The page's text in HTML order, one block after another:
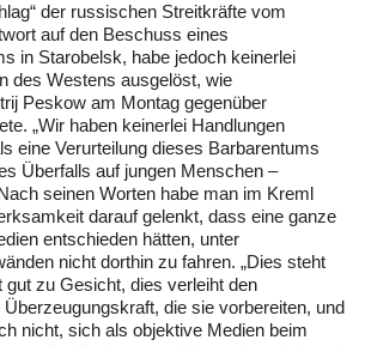
der russischen Streitkräfte vom
auf den Beschuss eines
in Starobelsk, habe jedoch keinerlei
des Westens ausgelöst, wie
Peskow am Montag gegenüber
„Wir haben keinerlei Handlungen
eine Verurteilung dieses Barbarentums
Überfalls auf jungen Menschen –
seinen Worten habe man im Kreml
darauf gelenkt, dass eine ganze
entschieden hätten, unter
nicht dorthin zu fahren. „Dies steht
gut zu Gesicht, dies verleiht den
Überzeugungskraft, die sie vorbereiten, und
nicht, sich als objektive Medien beim